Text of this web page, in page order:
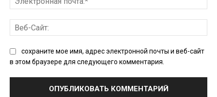
сохраните мое имя, адрес электронной почты и веб-сайт
в этом браузере для следующего комментария.